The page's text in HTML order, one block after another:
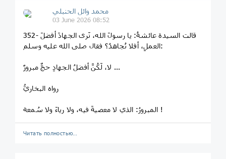
محمد وائل الحنبلي
03 June 2026 08:52
352- قالت السيدة عائشةُ: يا رسولَ الله، نَرى الجهادَ أفضلَ
العملِ، أفلا نُجاهدُ؟ فقال صلى الله عليه وسلم:
لا، لَكُنَّ أفضلُ الجهادِ حجٌّ مبرورٌ ...
رواه البخاريُّ
المبرورُ: الذي لا معصيةَ فيه، ولا رياءَ ولا سُمعة !
Читать полностью…